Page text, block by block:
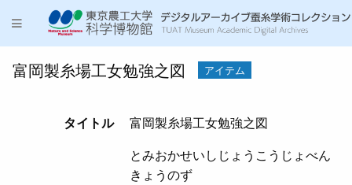
富岡製糸場工女勉強之図 アイテム
タイトル
富岡製糸場工女勉強之図
とみおかせいしじょうこうじょべん
きょうのず